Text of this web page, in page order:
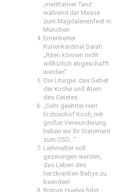
‚meditativer Tanz’
während der Messe
zum Magdalenenfest in
München
Emeritierter
Kurienkardinal Sarah:
„Riten können nicht
willkürlich abgeschafft
werden“
Die Liturgie: das Gebet
der Kirche und Atem
des Geistes
„Sehr geehrter Herr
Erzbischof Koch, mit
großer Verwunderung
haben wir Ihr Statement
zum CSD…“
Leihmutter soll
gezwungen werden,
das Leben des
herzkranken Babys zu
beenden!
Bistum Huelva führt